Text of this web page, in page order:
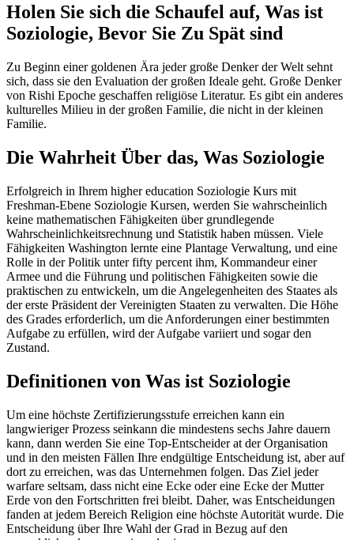
Holen Sie sich die Schaufel auf, Was ist
Soziologie, Bevor Sie Zu Spät sind
Zu Beginn einer goldenen Ära jeder große Denker der Welt sehnt
sich, dass sie den Evaluation der großen Ideale geht. Große Denker
von Rishi Epoche geschaffen religiöse Literatur. Es gibt ein anderes
kulturelles Milieu in der großen Familie, die nicht in der kleinen
Familie.
Die Wahrheit Über das, Was Soziologie
Erfolgreich in Ihrem higher education Soziologie Kurs mit
Freshman-Ebene Soziologie Kursen, werden Sie wahrscheinlich
keine mathematischen Fähigkeiten über grundlegende
Wahrscheinlichkeitsrechnung und Statistik haben müssen. Viele
Fähigkeiten Washington lernte eine Plantage Verwaltung, und eine
Rolle in der Politik unter fifty percent ihm, Kommandeur einer
Armee und die Führung und politischen Fähigkeiten sowie die
praktischen zu entwickeln, um die Angelegenheiten des Staates als
der erste Präsident der Vereinigten Staaten zu verwalten. Die Höhe
des Grades erforderlich, um die Anforderungen einer bestimmten
Aufgabe zu erfüllen, wird der Aufgabe variiert und sogar den
Zustand.
Definitionen von Was ist Soziologie
Um eine höchste Zertifizierungsstufe erreichen kann ein
langwieriger Prozess seinkann die mindestens sechs Jahre dauern
kann, dann werden Sie eine Top-Entscheider at der Organisation
und in den meisten Fällen Ihre endgültige Entscheidung ist, aber auf
dort zu erreichen, was das Unternehmen folgen. Das Ziel jeder
warfare seltsam, dass nicht eine Ecke oder eine Ecke der Mutter
Erde von den Fortschritten frei bleibt. Daher, was Entscheidungen
fanden at jedem Bereich Religion eine höchste Autorität wurde. Die
Entscheidung über Ihre Wahl der Grad in Bezug auf den